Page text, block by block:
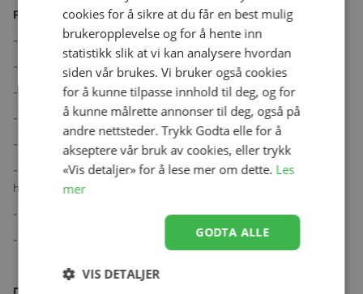
Produktegenskaper:
- Chassis med ett-trinns sammenleggbar.
- Punkteringsfrie hjul
- Støtdempende fjæring foran og bak
- Luftventilerende bunni liggedelen
- Solskjerm med UV-50
- Lett chassis i aluminium med magnesiumpulverlakkert for best
holdbarhet
- Teleskopisk håndtak som er justert med etthåndsgrep
- Regntrekk og myggnett
Dimensjoner:
cookies for å sikre at du får en best mulig
brukeropplevelse og for å hente inn
statistikk slik at vi kan analysere hvordan
siden vår brukes. Vi bruker også cookies
for å kunne tilpasse innhold til deg, og for
å kunne målrette annonser til deg, også på
andre nettsteder. Trykk Godta elle for å
akseptere vår bruk av cookies, eller trykk
«Vis detaljer» for å lese mer om dette. Les
mer
GODTA ALLE
VIS DETALJER